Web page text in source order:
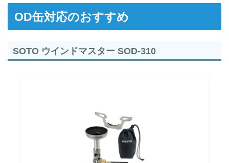
OD缶対応のおすすめ
SOTO ウインドマスター SOD-310